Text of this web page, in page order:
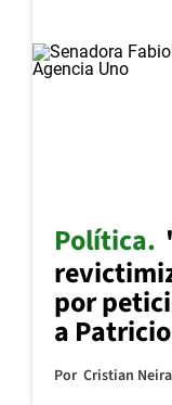
Política
por
a
Por Cristian Neira